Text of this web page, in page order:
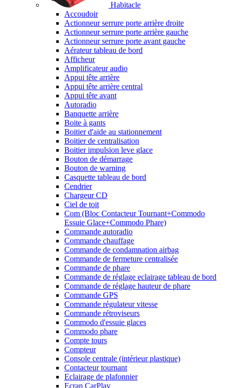
Habitacle
Accoudoir
Actionneur serrure porte arrière droite
Actionneur serrure porte arrière gauche
Actionneur serrure porte avant gauche
Aérateur tableau de bord
Afficheur
Amplificateur audio
Appui tête arrière
Appui tête arrière central
Appui tête avant
Autoradio
Banquette arrière
Boite à gants
Boitier d'aide au stationnement
Boitier de centralisation
Boitier impulsion leve glace
Bouton de démarrage
Bouton de warning
Casquette tableau de bord
Cendrier
Chargeur CD
Ciel de toit
Com (Bloc Contacteur Tournant+Commodo
Essuie Glace+Commodo Phare)
Commande autoradio
Commande chauffage
Commande de condamnation airbag
Commande de fermeture centralisée
Commande de phare
Commande de réglage eclairage tableau de bord
Commande de réglage hauteur de phare
Commande GPS
Commande régulateur vitesse
Commande rétroviseurs
Commodo d'essuie glaces
Commodo phare
Compte tours
Compteur
Console centrale (intérieur plastique)
Contacteur tournant
Eclairage de plafonnier
Ecran CarPlay